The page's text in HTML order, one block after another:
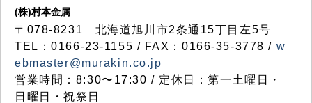
(株)村本金属
〒078-8231 北海道旭川市2条通15丁目左5号
TEL：0166-23-1155 / FAX：0166-35-3778 / w
ebmaster@murakin.co.jp
営業時間：8:30〜17:30 / 定休日：第一土曜日・
日曜日・祝祭日